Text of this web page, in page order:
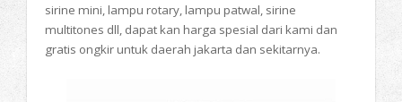
sirine mini, lampu rotary, lampu patwal, sirine
multitones dll, dapat kan harga spesial dari kami dan
gratis ongkir untuk daerah jakarta dan sekitarnya.